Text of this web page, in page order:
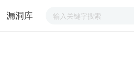
漏洞库